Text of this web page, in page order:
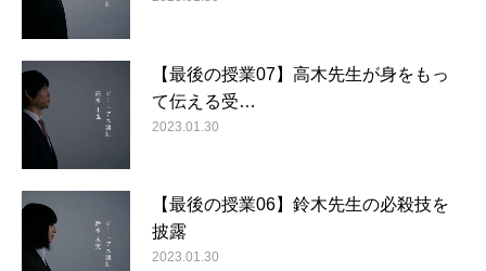
【最後の授業07】高木先生が身をもっ
て伝える受…
2023.01.30
【最後の授業06】鈴木先生の必殺技を
披露
2023.01.30